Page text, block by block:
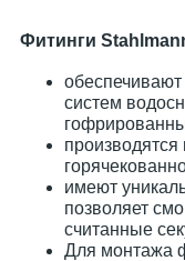
Фитинги
систем
производятся
имеют
позволяет
считанные
Для монтажа